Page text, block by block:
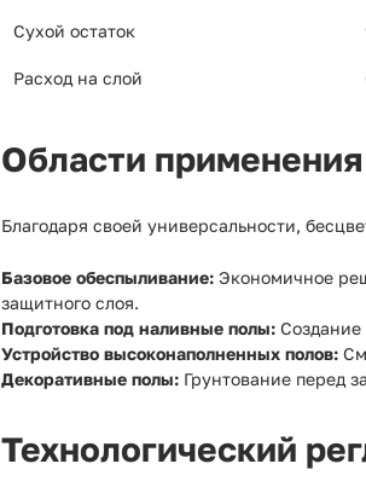
Сухой остаток
Расход на слой
Области
Благодаря своей универсальности,
Базовое обеспыливание: Экономичное
защитного слоя.
Подготовка под наливные полы: Создание
Устройство высоконаполненных полов:
Декоративные полы: Грунтование перед
Технологический